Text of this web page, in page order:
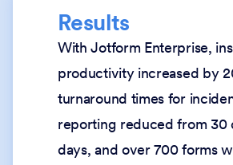
Results
With Jotform Enterprise,
productivity increased by
turnaround times for
reporting reduced from 30
days, and over 700 forms